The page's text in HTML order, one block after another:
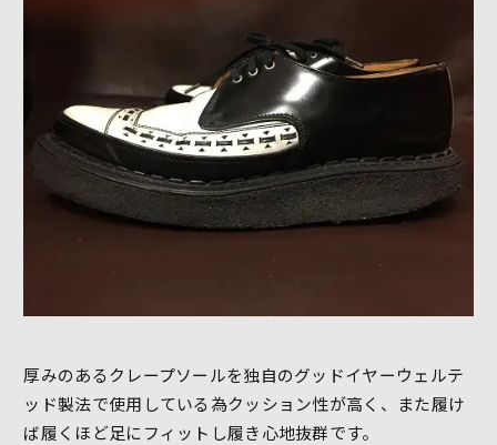
厚みのあるクレープソールを独自のグッドイヤーウェルテ
ッド製法で使用している為クッション性が高く、また履け
ば履くほど足にフィットし履き心地抜群です。